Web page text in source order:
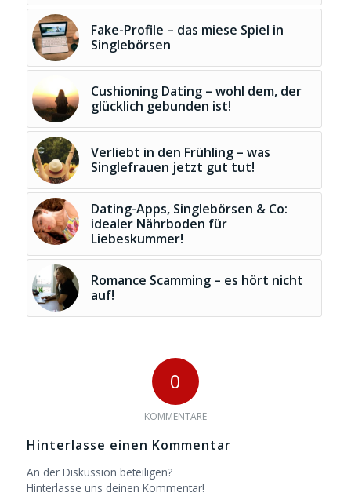
Fake-Profile – das miese Spiel in
Singlebörsen
Cushioning Dating – wohl dem, der
glücklich gebunden ist!
Verliebt in den Frühling – was
Singlefrauen jetzt gut tut!
Dating-Apps, Singlebörsen & Co:
idealer Nährboden für
Liebeskummer!
Romance Scamming – es hört nicht
auf!
0
KOMMENTARE
Hinterlasse einen Kommentar
An der Diskussion beteiligen?
Hinterlasse uns deinen Kommentar!